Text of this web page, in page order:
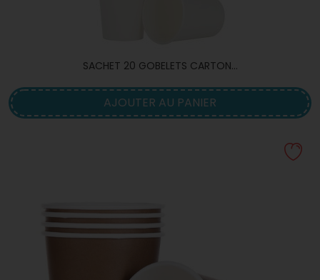
SACHET 20 GOBELETS CARTON...
AJOUTER AU PANIER